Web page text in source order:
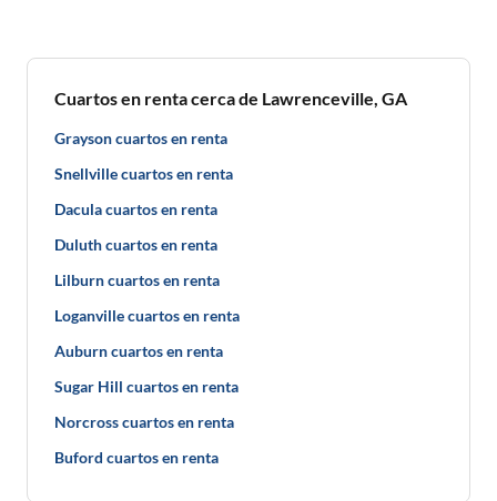
Cuartos en renta cerca de Lawrenceville, GA
Grayson cuartos en renta
Snellville cuartos en renta
Dacula cuartos en renta
Duluth cuartos en renta
Lilburn cuartos en renta
Loganville cuartos en renta
Auburn cuartos en renta
Sugar Hill cuartos en renta
Norcross cuartos en renta
Buford cuartos en renta